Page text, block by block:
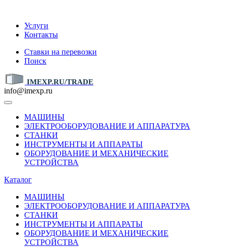
Услуги
Контакты
Ставки на перевозки
Поиск
IMEXP.RU/TRADE
info@imexp.ru
МАШИНЫ
ЭЛЕКТРООБОРУДОВАНИЕ И АППАРАТУРА
СТАНКИ
ИНСТРУМЕНТЫ И АППАРАТЫ
ОБОРУДОВАНИЕ И МЕХАНИЧЕСКИЕ
УСТРОЙСТВА
Каталог
МАШИНЫ
ЭЛЕКТРООБОРУДОВАНИЕ И АППАРАТУРА
СТАНКИ
ИНСТРУМЕНТЫ И АППАРАТЫ
ОБОРУДОВАНИЕ И МЕХАНИЧЕСКИЕ
УСТРОЙСТВА